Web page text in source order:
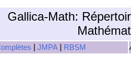
Gallica-Math:
JMPA RBSM